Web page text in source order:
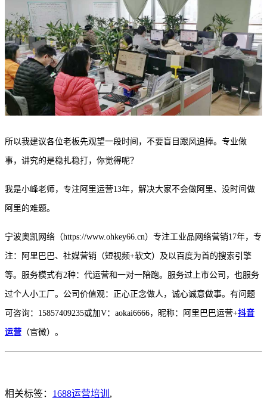
所以我建议各位老板先观望一段时间，不要盲目跟风追捧。专业做
事，讲究的是稳扎稳打，你觉得呢？
我是小峰老师，专注阿里运营13年，解决大家不会做阿里、没时间做
阿里的难题。
宁波奥凯网络（https://www.ohkey66.cn）专注工业品网络营销17年，专
注：阿里巴巴、社媒营销（短视频+软文）及以百度为首的搜索引擎
等。服务模式有2种：代运营和一对一陪跑。服务过上市公司，也服务
过个人小工厂。公司价值观：正心正念做人，诚心诚意做事。有问题
可咨询：15857409235或加V：aokai6666，昵称：阿里巴巴运营+抖音
运营 （官微）。
相关标签： 1688运营培训 ,